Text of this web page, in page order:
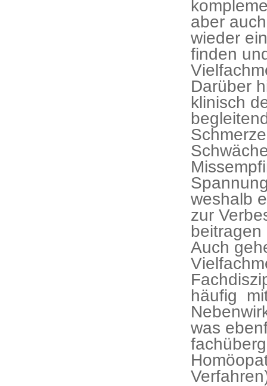
aber
wieder
finden
Darüber
klinisch
weshalb
zur
beitragen
Auch
häufig
was